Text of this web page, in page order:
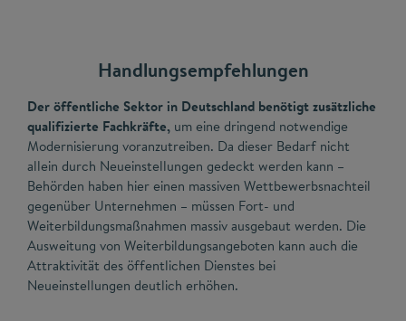
Handlungsempfehlungen
Der öffentliche Sektor in Deutschland benötigt zusätzliche
qualifizierte Fachkräfte, um eine dringend notwendige
Modernisierung voranzutreiben. Da dieser Bedarf nicht
allein durch Neueinstellungen gedeckt werden kann –
Behörden haben hier einen massiven Wettbewerbsnachteil
gegenüber Unternehmen – müssen Fort- und
Weiterbildungsmaßnahmen massiv ausgebaut werden. Die
Ausweitung von Weiterbildungsangeboten kann auch die
Attraktivität des öffentlichen Dienstes bei
Neueinstellungen deutlich erhöhen.